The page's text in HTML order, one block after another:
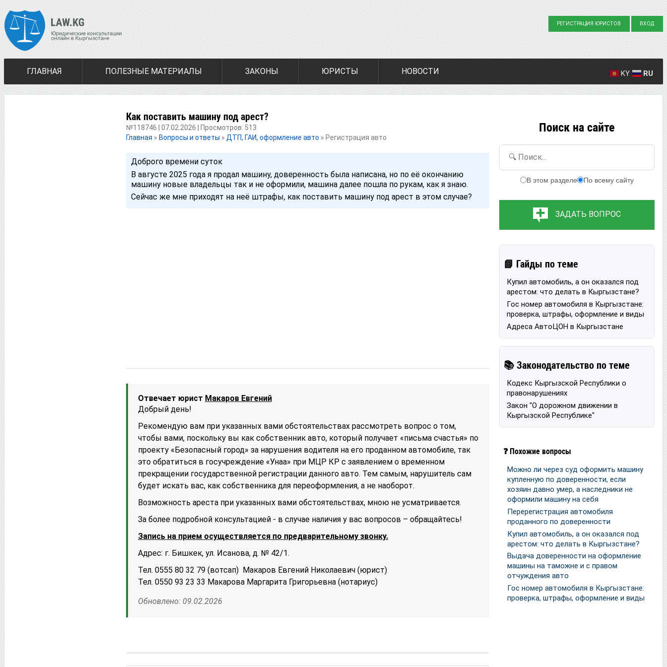
РЕГИСТРАЦИЯ ЮРИСТОВ ВХОД
ГЛАВНАЯ ПОЛЕЗНЫЕ МАТЕРИАЛЫ ЗАКОНЫ ЮРИСТЫ НОВОСТИ KY RU
Как поставить машину под арест?
№118746 | 07.02.2026 | Просмотров: 513
Главная » Вопросы и ответы » ДТП, ГАИ, оформление авто » Регистрация авто
Доброго времени суток
В августе 2025 года я продал машину, доверенность была написана, но по её окончанию
машину новые владельцы так и не оформили, машина далее пошла по рукам, как я знаю.
Сейчас же мне приходят на неё штрафы, как поставить машину под арест в этом случае?
Отвечает юрист Макаров Евгений
Добрый день!
Рекомендую вам при указанных вами обстоятельствах рассмотреть вопрос о том,
чтобы вами, поскольку вы как собственник авто, который получает «письма счастья» по
проекту «Безопасный город» за нарушения водителя на его проданном автомобиле, так
это обратиться в госучреждение «Унаа» при МЦР КР с заявлением о временном
прекращении государственной регистрации данного авто. Тем самым, нарушитель сам
будет искать вас, как собственника для переоформления, а не наоборот.
Возможность ареста при указанных вами обстоятельствах, мною не усматривается.
За более подробной консультацией - в случае наличия у вас вопросов – обращайтесь!
Запись на прием осуществляется по предварительному звонку.
Адрес: г. Бишкек, ул. Исанова, д. № 42/1.
Тел. 0555 80 32 79 (вотсап) Макаров Евгений Николаевич (юрист)
Тел. 0550 93 23 33 Макарова Маргарита Григорьевна (нотариус)
Обновлено: 09.02.2026
Поиск на сайте
🔍 Поиск...
В этом разделе По всему сайту
ЗАДАТЬ ВОПРОС
📘 Гайды по теме
Купил автомобиль, а он оказался под
арестом: что делать в Кыргызстане?
Гос номер автомобиля в Кыргызстане:
проверка, штрафы, оформление и виды
Адреса АвтоЦОН в Кыргызстане
📚 Законодательство по теме
Кодекс Кыргызской Республики о
правонарушениях
Закон "О дорожном движении в
Кыргызской Республике"
❓ Похожие вопросы
Можно ли через суд оформить машину
купленную по доверенности, если
хозяин давно умер, а наследники не
оформили машину на себя
Перерегистрация автомобиля
проданного по доверенности
Купил автомобиль, а он оказался под
арестом: что делать в Кыргызстане?
Выдача доверенности на оформление
машины на таможне и с правом
отчуждения авто
Гос номер автомобиля в Кыргызстане:
проверка, штрафы, оформление и виды